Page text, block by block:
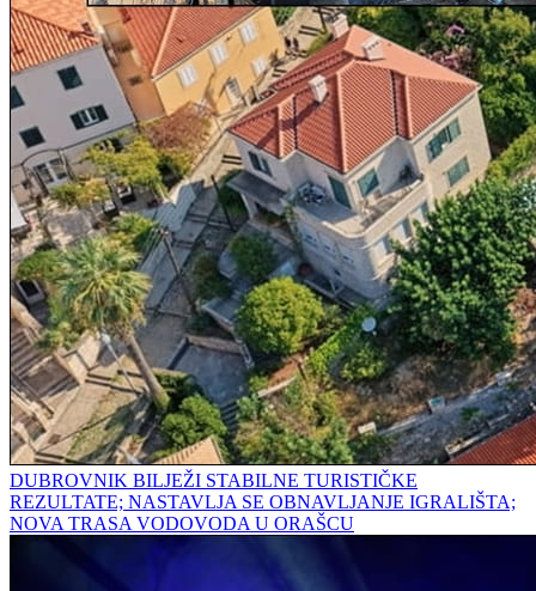
DUBROVNIK BILJEŽI STABILNE TURISTIČKE
REZULTATE; NASTAVLJA SE OBNAVLJANJE IGRALIŠTA;
NOVA TRASA VODOVODA U ORAŠCU